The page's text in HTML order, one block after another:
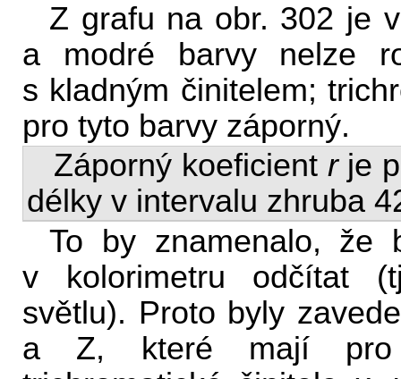
Z grafu na obr. 302 je
a modré barvy nelze
s kladným činitelem;
pro tyto barvy záporný.
Záporný koeficient rje
délky v intervalu zhruba
To by znamenalo, že
v kolorimetru odčítat
světlu). Proto byly
a Z, které mají pro